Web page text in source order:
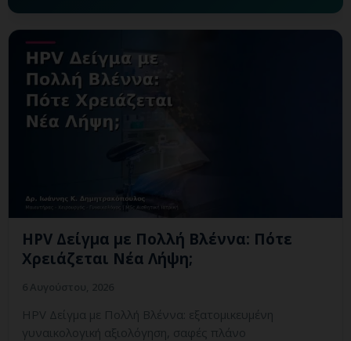
HPV Δείγμα με Πολλή Βλέννα: Πότε
Χρειάζεται Νέα Λήψη;
HPV Δείγμα με Πολλή Βλέννα: εξατομικευμένη
γυναικολογική αξιολόγηση, σαφές πλάνο